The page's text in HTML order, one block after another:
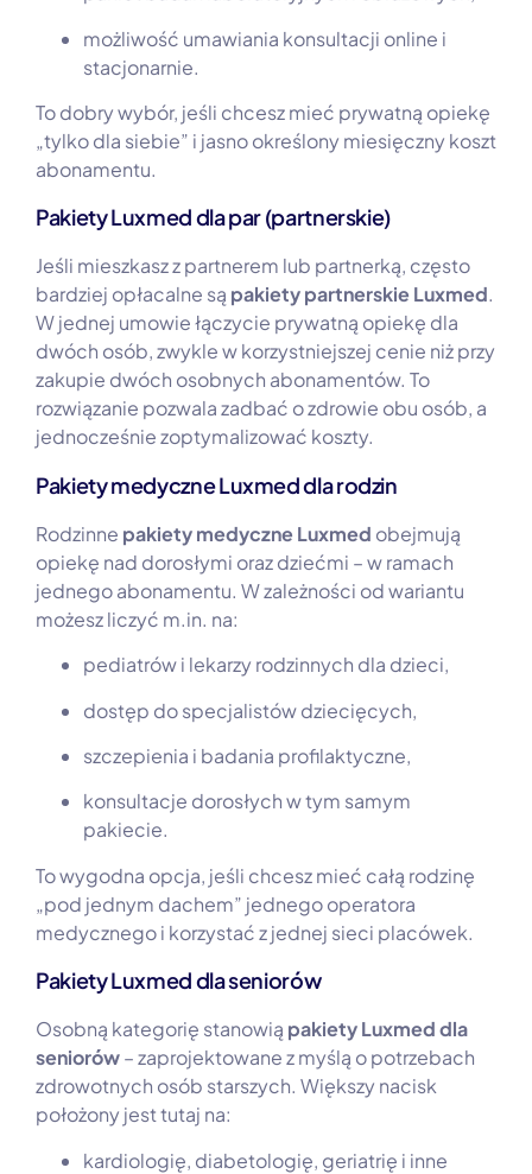
możliwość umawiania konsultacji online i
stacjonarnie.
To dobry wybór, jeśli chcesz mieć prywatną opiekę
„tylko dla siebie” i jasno określony miesięczny koszt
abonamentu.
Pakiety Luxmed dla par (partnerskie)
Jeśli mieszkasz z partnerem lub partnerką, często
bardziej opłacalne są pakiety partnerskie Luxmed.
W jednej umowie łączycie prywatną opiekę dla
dwóch osób, zwykle w korzystniejszej cenie niż przy
zakupie dwóch osobnych abonamentów. To
rozwiązanie pozwala zadbać o zdrowie obu osób, a
jednocześnie zoptymalizować koszty.
Pakiety medyczne Luxmed dla rodzin
Rodzinne pakiety medyczne Luxmed obejmują
opiekę nad dorosłymi oraz dziećmi – w ramach
jednego abonamentu. W zależności od wariantu
możesz liczyć m.in. na:
pediatrów i lekarzy rodzinnych dla dzieci,
dostęp do specjalistów dziecięcych,
szczepienia i badania profilaktyczne,
konsultacje dorosłych w tym samym
pakiecie.
To wygodna opcja, jeśli chcesz mieć całą rodzinę
„pod jednym dachem” jednego operatora
medycznego i korzystać z jednej sieci placówek.
Pakiety Luxmed dla seniorów
Osobną kategorię stanowią pakiety Luxmed dla
seniorów– zaprojektowane z myślą o potrzebach
zdrowotnych osób starszych. Większy nacisk
położony jest tutaj na:
kardiologię, diabetologię, geriatrię i inne